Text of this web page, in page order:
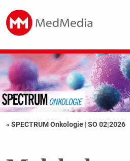
« SPECTRUM Onkologie |SO 02|2026